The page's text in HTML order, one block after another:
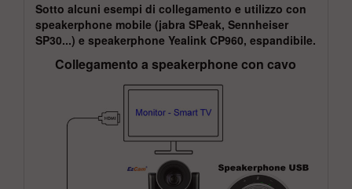
Sotto alcuni esempi di collegamento e utilizzo con
speakerphone mobile (jabra SPeak, Sennheiser
SP30...) e speakerphone Yealink CP960, espandibile.
Collegamento a speakerphone con cavo